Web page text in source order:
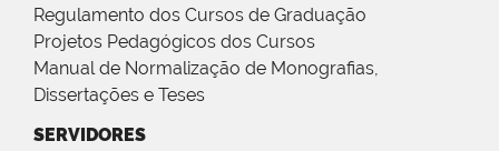
Regulamento dos Cursos de Graduação
Projetos Pedagógicos dos Cursos
Manual de Normalização de Monografias,
Dissertações e Teses
SERVIDORES